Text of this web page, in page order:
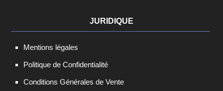
JURIDIQUE
Mentions légales
Politique de Confidentialité
Conditions Générales de Vente